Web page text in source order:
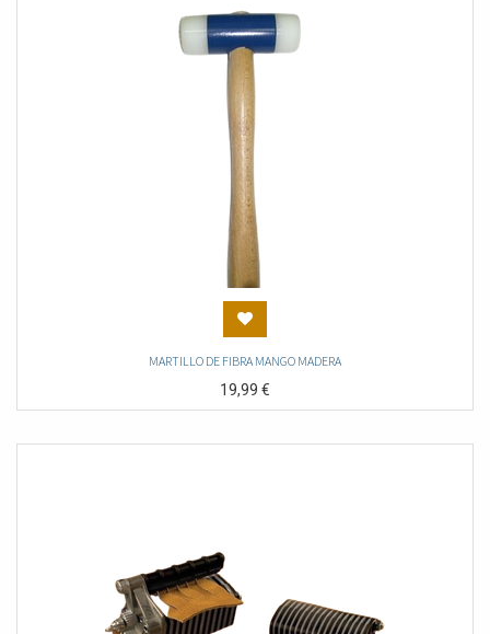
MARTILLO DE FIBRA MANGO MADERA
19,99€